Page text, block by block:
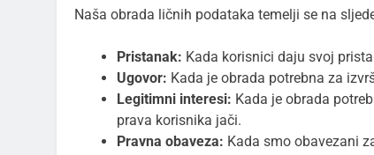
Naša obrada ličnih podataka temelji se na
Pristanak: Kada korisnici daju svoj
Ugovor: Kada je obrada potrebna za
Legitimni interesi: Kada je obrada
prava korisnika jači.
Pravna obaveza: Kada smo obavezani